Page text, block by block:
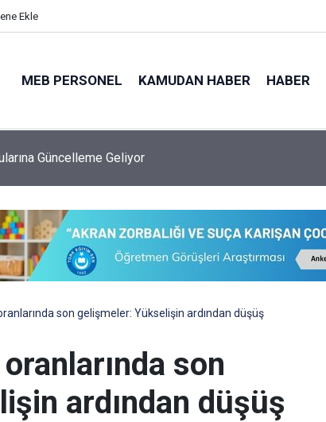
Ekle
MEB PERSONEL KAMUDAN HABER HABER
Kaç Yıldır Yapılıyor, Bu Sene Yapılacak Mı?
son gelişmeler: Yükselişin ardından düşüş
son
ardından düşüş